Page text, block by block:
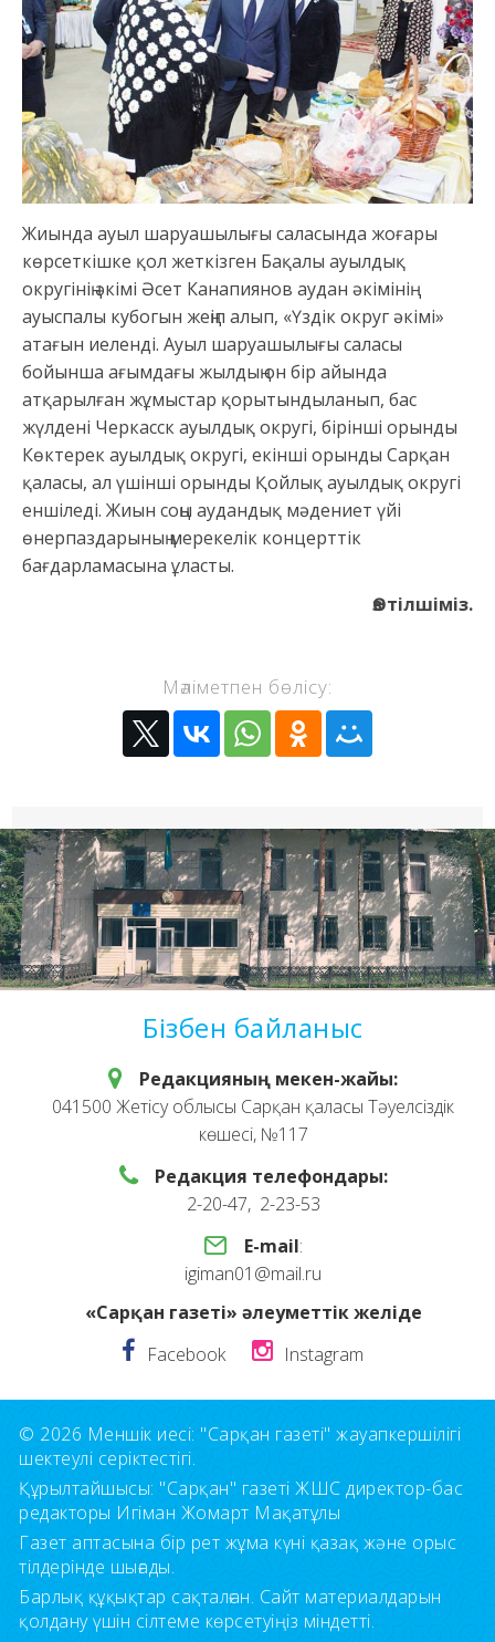
Жиында ауыл шаруашылығы саласында жоғары
көрсеткішке қол жеткізген Бақалы ауылдық
округінің әкімі Әсет Канапиянов аудан әкімінің
ауыспалы кубогын жеңіп алып, «Үздік округ әкімі»
атағын иеленді. Ауыл шаруашылығы саласы
бойынша ағымдағы жылдың он бір айында
атқарылған жұмыстар қорытындыланып, бас
жүлдені Черкасск ауылдық округі, бірінші орынды
Көктерек ауылдық округі, екінші орынды Сарқан
қаласы, ал үшінші орынды Қойлық ауылдық округі
еншіледі. Жиын соңы аудандық мәдениет үйі
өнерпаздарының мерекелік концерттік
бағдарламасына ұласты.
Өз тілшіміз.
Мәліметпен бөлісу:
Бізбен байланыс
Редакцияның мекен-жайы:
041500 Жетісу облысы Сарқан қаласы Тәуелсіздік
көшесі, №117
Редакция телефондары:
2-20-47, 2-23-53
E-mail:
igiman01@mail.ru
«Сарқан газеті» әлеуметтік желіде
Facebook
Instagram
© 2026 Меншік иесі: "Сарқан газеті" жауапкершілігі
шектеулі серіктестігі.
Құрылтайшысы: "Сарқан" газеті ЖШС директор-бас
редакторы Игіман Жомарт Мақатұлы
Газет аптасына бір рет жұма күні қазақ және орыс
тілдерінде шығады.
Барлық құқықтар сақталған. Сайт материалдарын
қолдану үшін сілтеме көрсетуіңіз міндетті.